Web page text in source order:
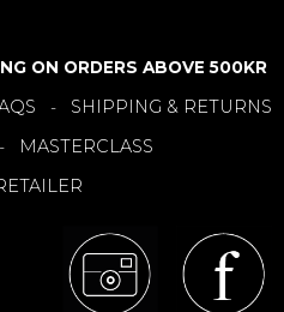
ON ORDERS ABOVE 500KR
- SHIPPING & RETURNS
MASTERCLASS